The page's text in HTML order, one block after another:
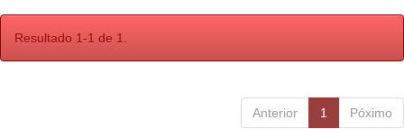
Resultado 1-1 de 1.
Anterior 1 Póximo